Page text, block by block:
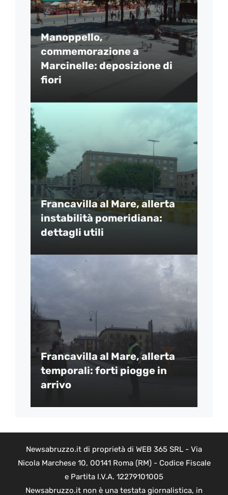
Manoppello,
commemorazione a
Marcinelle: deposizione di
fiori
Francavilla al Mare, allerta
instabilità pomeridiana:
dettagli utili
Francavilla al Mare, allerta
temporali: forti piogge in
arrivo
Newsabruzzo.it di proprietà di WEB 365 SRL - Via
Nicola Marchese 10, 00141 Roma (RM) - Codice Fiscale
e Partita I.V.A. 12279101005
Newsabruzzo.it non è una testata giornalistica, in